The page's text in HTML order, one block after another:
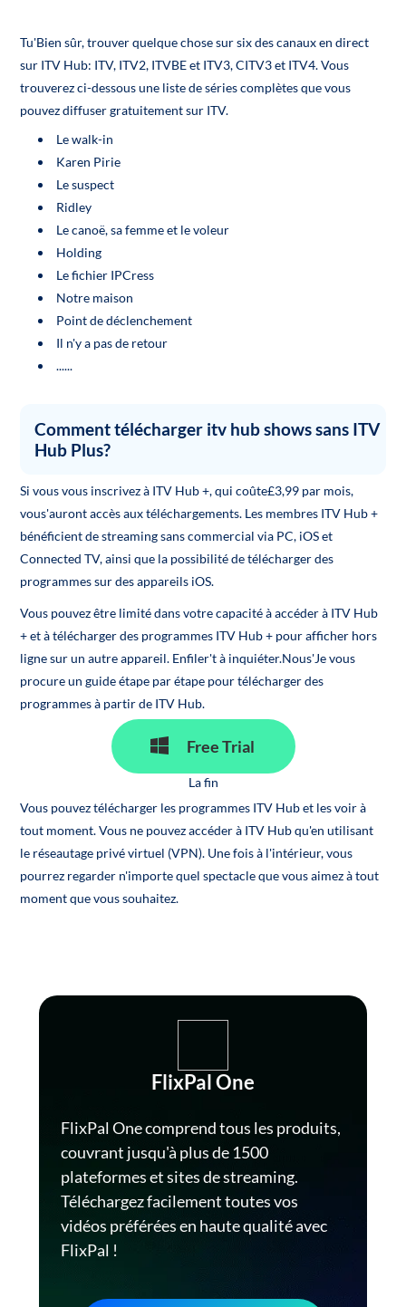
Tu'Bien sûr, trouver quelque chose sur six des canaux en direct
sur ITV Hub: ITV, ITV2, ITVBE et ITV3, CITV3 et ITV4. Vous
trouverez ci-dessous une liste de séries complètes que vous
pouvez diffuser gratuitement sur ITV.
Le walk-in
Karen Pirie
Le suspect
Ridley
Le canoë, sa femme et le voleur
Holding
Le fichier IPCress
Notre maison
Point de déclenchement
Il n'y a pas de retour
......
Comment télécharger itv hub shows sans ITV
Hub Plus?
Si vous vous inscrivez à ITV Hub +, qui coûte£3,99 par mois,
vous'auront accès aux téléchargements. Les membres ITV Hub +
bénéficient de streaming sans commercial via PC, iOS et
Connected TV, ainsi que la possibilité de télécharger des
programmes sur des appareils iOS.
Vous pouvez être limité dans votre capacité à accéder à ITV Hub
+ et à télécharger des programmes ITV Hub + pour afficher hors
ligne sur un autre appareil. Enfiler't à inquiéter.Nous'Je vous
procure un guide étape par étape pour télécharger des
programmes à partir de ITV Hub.
Free Trial
La fin
Vous pouvez télécharger les programmes ITV Hub et les voir à
tout moment. Vous ne pouvez accéder à ITV Hub qu'en utilisant
le réseautage privé virtuel (VPN). Une fois à l'intérieur, vous
pourrez regarder n'importe quel spectacle que vous aimez à tout
moment que vous souhaitez.
FlixPal One
FlixPal One comprend tous les produits,
couvrant jusqu'à plus de 1500
plateformes et sites de streaming.
Téléchargez facilement toutes vos
vidéos préférées en haute qualité avec
FlixPal !